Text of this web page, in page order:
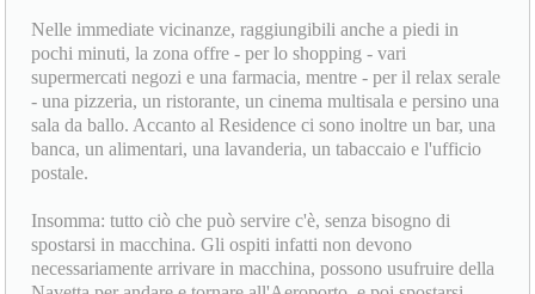
Nelle immediate vicinanze, raggiungibili anche a piedi in
pochi minuti, la zona offre - per lo shopping - vari
supermercati negozi e una farmacia, mentre - per il relax serale
- una pizzeria, un ristorante, un cinema multisala e persino una
sala da ballo. Accanto al Residence ci sono inoltre un bar, una
banca, un alimentari, una lavanderia, un tabaccaio e l'ufficio
postale.
Insomma: tutto ciò che può servire c'è, senza bisogno di
spostarsi in macchina. Gli ospiti infatti non devono
necessariamente arrivare in macchina, possono usufruire della